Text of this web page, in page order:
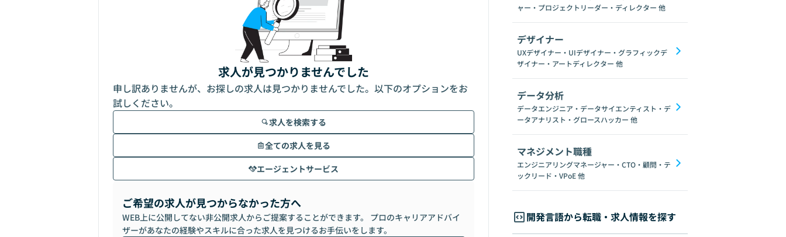
求人が見つかりませんでした
申し訳ありませんが、お探しの求人は見つかりませんでした。以下のオプションをお
試しください。
求人を検索する
全ての求人を見る
エージェントサービス
ご希望の求人が見つからなかった方へ
WEB上に公開してない非公開求人からご提案することができます。 プロのキャリアアドバイ
ザーがあなたの経験やスキルに合った求人を見つけるお手伝いをします。
ャー・プロジェクトリーダー・ディレクター 他
デザイナー
UXデザイナー・UIデザイナー・グラフィックデ
ザイナー・アートディレクター 他
データ分析
データエンジニア・データサイエンティスト・デ
ータアナリスト・グロースハッカー 他
マネジメント職種
エンジニアリングマネージャー・CTO・顧問・テ
ックリード・VPoE他
開発言語から転職・求人情報を探す